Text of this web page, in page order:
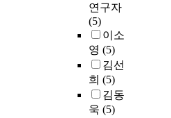
연구자
(5)
이소
영 (5)
김선
희 (5)
김동
욱 (5)